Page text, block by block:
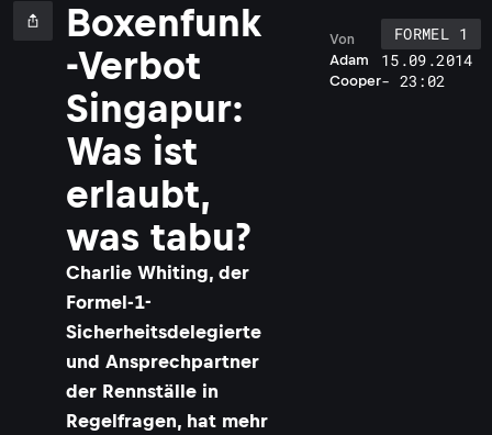
Boxenfunk
-Verbot
Singapur:
Was ist
erlaubt,
was tabu?
Charlie Whiting, der
Formel-1-
Sicherheitsdelegierte
und Ansprechpartner
der Rennställe in
Regelfragen, hat mehr
Adam
Cooper
Von
FORMEL 1
15.09.2014
- 23:02